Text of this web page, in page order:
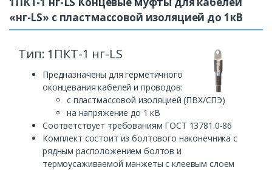
«нг-LS» с пластмассовой изоляцией до 1кВ
Тип: 1ПКТ-1 нг-LS
Предназначены для герметичного
оконцевания кабелей и проводов:
с пластмассовой изоляцией (ПВХ/СПЭ)
на напряжение до 1 кВ
Соответствует требованиям ГОСТ 13781.0-86
Комплект состоит из болтового наконечника с
рядным расположением болтов и
термоусаживаемой манжеты с клеевым слоем